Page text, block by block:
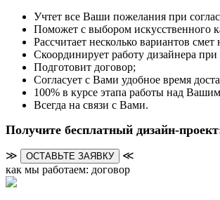
Учтет все Ваши пожелания при
Поможет с выбором искусственного
Рассчитает несколько вариантов смет
Скоординирует работу дизайнера
Подготовит договор;
Согласует с Вами удобное время
100% в курсе этапа работы над
Всегда на связи с Вами.
Получите бесплатный дизайн-
≫ ОСТАВЬТЕ ЗАЯВКУ
≪
как мы работаем: договор